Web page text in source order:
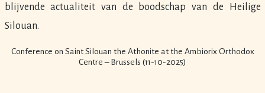
blijvende actualiteit van de boodschap van de Heilige
Silouan.
Conference on Saint Silouan the Athonite at the Ambiorix Orthodox
Centre – Brussels (11-10-2025)